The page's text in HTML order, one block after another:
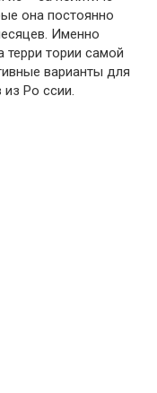
она постоянно
Именно
терри тории самой
варианты для
Ро ссии.